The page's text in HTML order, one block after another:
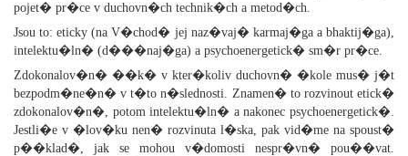
pojet� pr�ce v duchovn�ch technik�ch a metod�ch.
Jsou to: eticky (na V�chod� jej naz�vaj� karmaj�ga a bhaktij�ga),
intelektu�ln� (d���naj�ga) a psychoenergetick� sm�r pr�ce.
Zdokonalov�n� ��k� v kter�koliv duchovn� �kole mus� j�t
bezpodm�ne�n� v t�to n�slednosti. Znamen� to rozvinout etick�
zdokonalov�n�, potom intelektu�ln� a nakonec psychoenergetick�.
Jestli�e v �lov�ku nen� rozvinuta l�ska, pak vid�me na spoust�
p��klad�, jak se mohou v�domosti nespr�vn� pou��vat.